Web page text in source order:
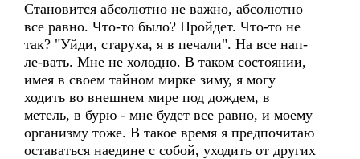
Становится абсолютно не важно, абсолютно
все равно. Что-то было? Пройдет. Что-то не
так? "Уйди, старуха, я в печали". На все нап-
ле-вать. Мне не холодно. В таком состоянии,
имея в своем тайном мирке зиму, я могу
ходить во внешнем мире под дождем, в
метель, в бурю - мне будет все равно, и моему
организму тоже. В такое время я предпочитаю
оставаться наедине с собой, уходить от других